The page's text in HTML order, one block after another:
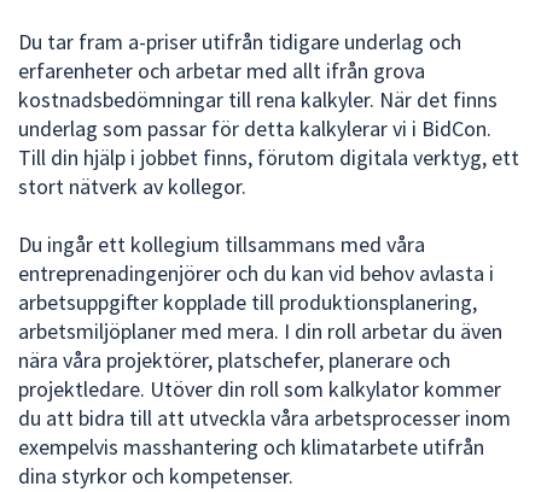
Du tar fram a-priser utifrån tidigare underlag och
erfarenheter och arbetar med allt ifrån grova
kostnadsbedömningar till rena kalkyler. När det finns
underlag som passar för detta kalkylerar vi i BidCon.
Till din hjälp i jobbet finns, förutom digitala verktyg, ett
stort nätverk av kollegor.
Du ingår ett kollegium tillsammans med våra
entreprenadingenjörer och du kan vid behov avlasta i
arbetsuppgifter kopplade till produktionsplanering,
arbetsmiljöplaner med mera. I din roll arbetar du även
nära våra projektörer, platschefer, planerare och
projektledare. Utöver din roll som kalkylator kommer
du att bidra till att utveckla våra arbetsprocesser inom
exempelvis masshantering och klimatarbete utifrån
dina styrkor och kompetenser.